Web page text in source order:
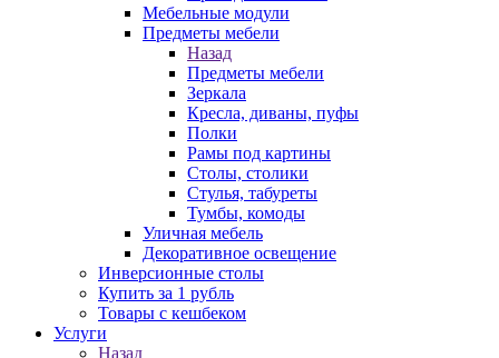
Мебельные модули
Предметы мебели
Назад
Предметы мебели
Зеркала
Кресла, диваны, пуфы
Полки
Рамы под картины
Столы, столики
Стулья, табуреты
Тумбы, комоды
Уличная мебель
Декоративное освещение
Инверсионные столы
Купить за 1 рубль
Товары с кешбеком
Услуги
Назад